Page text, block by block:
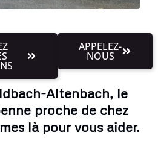
APPELEZ-
NOUS
Altenbach, le
proche de chez
là pour vous aider.